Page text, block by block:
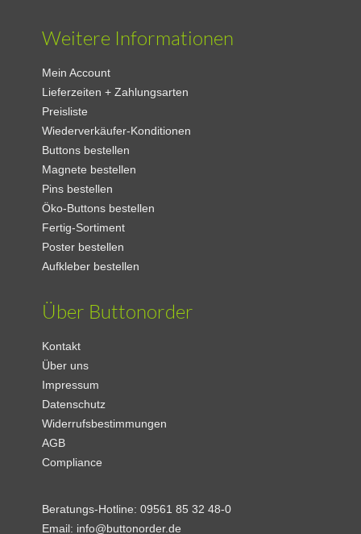
Weitere Informationen
Mein Account
Lieferzeiten + Zahlungsarten
Preisliste
Wiederverkäufer-Konditionen
Buttons bestellen
Magnete bestellen
Pins bestellen
Öko-Buttons bestellen
Fertig-Sortiment
Poster bestellen
Aufkleber bestellen
Über Buttonorder
Kontakt
Über uns
Impressum
Datenschutz
Widerrufsbestimmungen
AGB
Compliance
Beratungs-Hotline:09561 85 32 48-0
Email: info@buttonorder.de